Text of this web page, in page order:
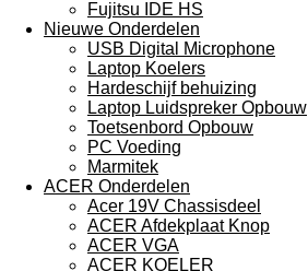
Fujitsu IDE HS
Nieuwe Onderdelen
USB Digital Microphone
Laptop Koelers
Hardeschijf behuizing
Laptop Luidspreker Opbouw
Toetsenbord Opbouw
PC Voeding
Marmitek
ACER Onderdelen
Acer 19V Chassisdeel
ACER Afdekplaat Knop
ACER VGA
ACER KOELER